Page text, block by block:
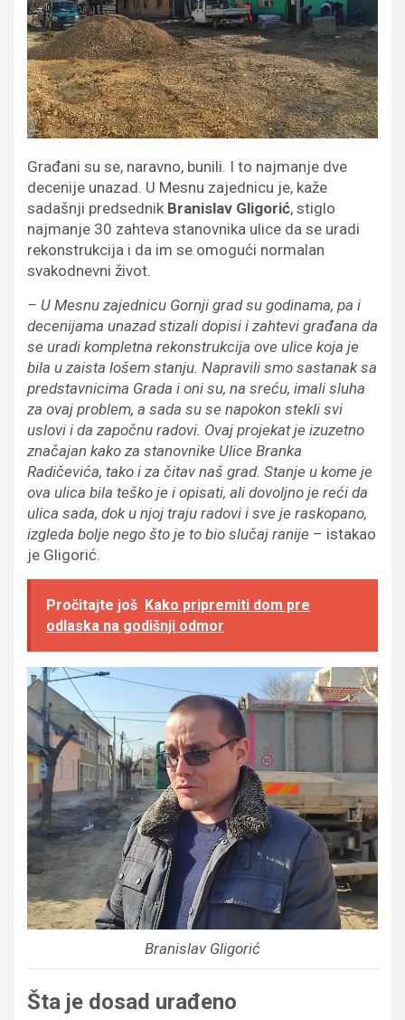
Građani su se, naravno, bunili. I to najmanje dve
decenije unazad. U Mesnu zajednicu je, kaže
sadašnji predsednik Branislav Gligorić, stiglo
najmanje 30 zahteva stanovnika ulice da se uradi
rekonstrukcija i da im se omogući normalan
svakodnevni život.
– U Mesnu zajednicu Gornji grad su godinama, pa i
decenijama unazad stizali dopisi i zahtevi građana da
se uradi kompletna rekonstrukcija ove ulice koja je
bila u zaista lošem stanju. Napravili smo sastanak sa
predstavnicima Grada i oni su, na sreću, imali sluha
za ovaj problem, a sada su se napokon stekli svi
uslovi i da započnu radovi. Ovaj projekat je izuzetno
značajan kako za stanovnike Ulice Branka
Radičevića, tako i za čitav naš grad. Stanje u kome je
ova ulica bila teško je i opisati, ali dovoljno je reći da
ulica sada, dok u njoj traju radovi i sve je raskopano,
izgleda bolje nego što je to bio slučaj ranije – istakao
je Gligorić.
Pročitajte još Kako pripremiti dom pre
odlaska na godišnji odmor
Branislav Gligorić
Šta je dosad urađeno